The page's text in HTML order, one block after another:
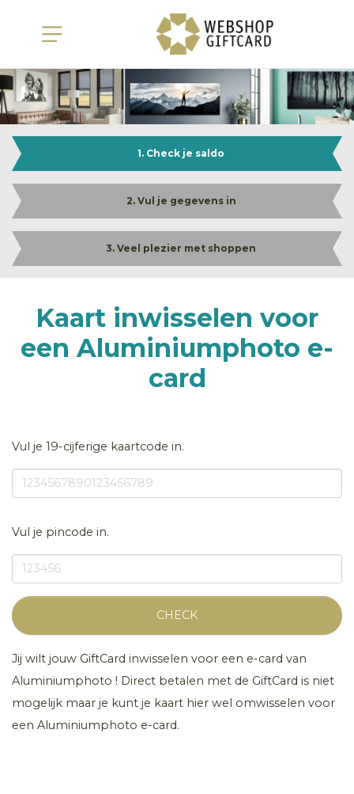
1. Check je saldo
2. Vul je gegevens in
3. Veel plezier met shoppen
Kaart inwisselen voor
een Aluminiumphoto e-
card
Vul je 19-cijferige kaartcode in.
Vul je pincode in.
CHECK
Jij wilt jouw GiftCard inwisselen voor een e-card van
Aluminiumphoto ! Direct betalen met de GiftCard is niet
mogelijk maar je kunt je kaart hier wel omwisselen voor
een Aluminiumphoto e-card.